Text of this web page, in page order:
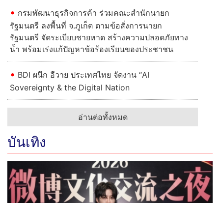
กรมพัฒนาธุรกิจการค้า ร่วมคณะสำนักนายก
รัฐมนตรี ลงพื้นที่ จ.ภูเก็ต ตามข้อสั่งการนายก
รัฐมนตรี จัดระเบียบชายหาด สร้างความปลอดภัยทาง
น้ำ พร้อมเร่งแก้ปัญหาข้อร้องเรียนของประชาชน
BDI ผนึก อีวาย ประเทศไทย จัดงาน “AI
Sovereignty & the Digital Nation
อ่านต่อทั้งหมด
บันเทิง